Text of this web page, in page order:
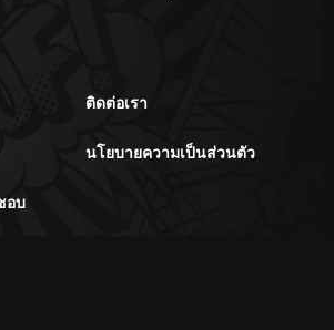
ติดต่อเรา
นโยบายความเป็นส่วนตัว
อบ